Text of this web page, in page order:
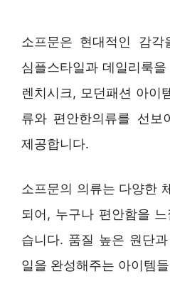
소프문은 현대적인 감각
심플스타일과 데일리룩
렌치시크, 모던패션 아이
류와 편안한의류를 선보
제공합니다.
소프문의 의류는 다양한
되어, 누구나 편안함을
습니다. 품질 높은 원단
일을 완성해주는 아이템